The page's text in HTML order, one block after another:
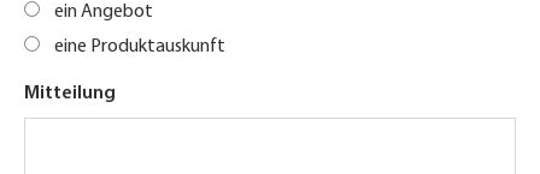
ein Angebot
eine Produktauskunft
Mitteilung